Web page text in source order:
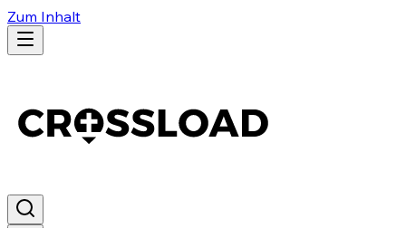
Zum Inhalt